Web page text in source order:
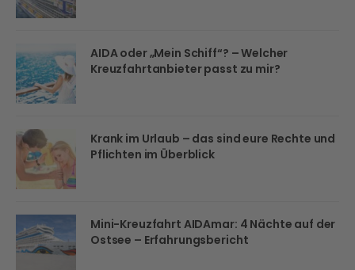
AIDA oder „Mein Schiff“? – Welcher
Kreuzfahrtanbieter passt zu mir?
Krank im Urlaub – das sind eure Rechte und
Pflichten im Überblick
Mini-Kreuzfahrt AIDAmar: 4 Nächte auf der
Ostsee – Erfahrungsbericht